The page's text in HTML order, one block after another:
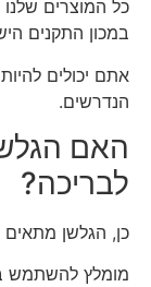
במכון התקנים
אתם יכולים
הנדרשים.
האם
לבריכה?
כן, הגלשן מתאים
מומלץ להשתמש